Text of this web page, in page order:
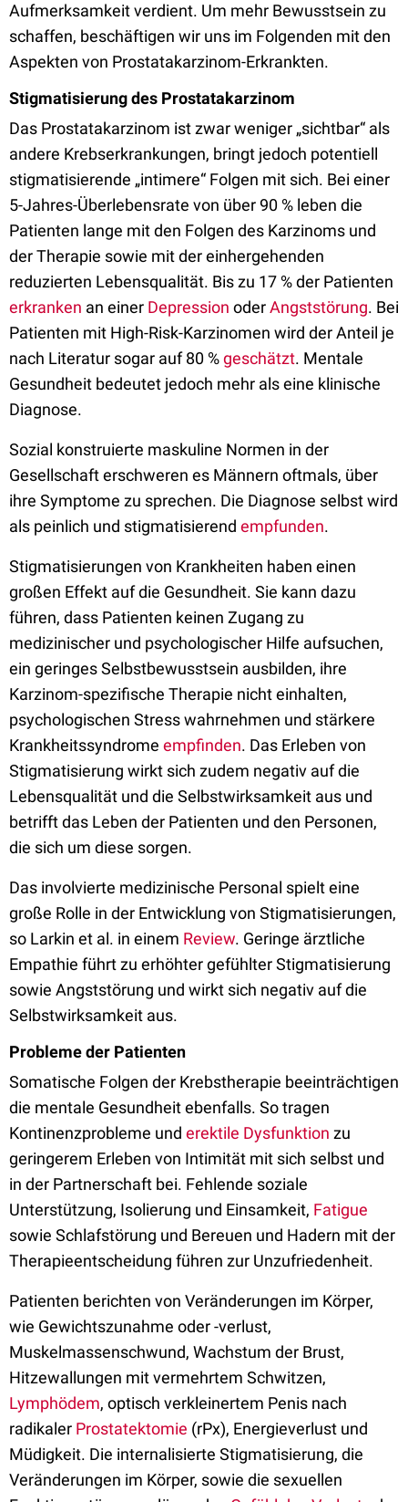
Aufmerksamkeit verdient. Um mehr Bewusstsein zu
schaffen, beschäftigen wir uns im Folgenden mit den
Aspekten von Prostatakarzinom-Erkrankten.
Stigmatisierung des Prostatakarzinom
Das Prostatakarzinom ist zwar weniger „sichtbar“ als
andere Krebserkrankungen, bringt jedoch potentiell
stigmatisierende „intimere“ Folgen mit sich. Bei einer
5-Jahres-Überlebensrate von über 90 % leben die
Patienten lange mit den Folgen des Karzinoms und
der Therapie sowie mit der einhergehenden
reduzierten Lebensqualität. Bis zu 17 % der Patienten
erkranken an einer Depression oderAngststörung. Bei
Patienten mit High-Risk-Karzinomen wird der Anteil je
nach Literatur sogar auf 80 %geschätzt. Mentale
Gesundheit bedeutet jedoch mehr als eine klinische
Diagnose.
Sozial konstruierte maskuline Normen in der
Gesellschaft erschweren es Männern oftmals, über
ihre Symptome zu sprechen. Die Diagnose selbst wird
als peinlich und stigmatisierend empfunden.
Stigmatisierungen von Krankheiten haben einen
großen Effekt auf die Gesundheit. Sie kann dazu
führen, dass Patienten keinen Zugang zu
medizinischer und psychologischer Hilfe aufsuchen,
ein geringes Selbstbewusstsein ausbilden, ihre
Karzinom-spezifische Therapie nicht einhalten,
psychologischen Stress wahrnehmen und stärkere
Krankheitssyndrome empfinden. Das Erleben von
Stigmatisierung wirkt sich zudem negativ auf die
Lebensqualität und die Selbstwirksamkeit aus und
betrifft das Leben der Patienten und den Personen,
die sich um diese sorgen.
Das involvierte medizinische Personal spielt eine
große Rolle in der Entwicklung von Stigmatisierungen,
so Larkin et al. in einem Review. Geringe ärztliche
Empathie führt zu erhöhter gefühlter Stigmatisierung
sowie Angststörung und wirkt sich negativ auf die
Selbstwirksamkeit aus.
Probleme der Patienten
Somatische Folgen der Krebstherapie beeinträchtigen
die mentale Gesundheit ebenfalls. So tragen
Kontinenzprobleme und erektile Dysfunktion zu
geringerem Erleben von Intimität mit sich selbst und
in der Partnerschaft bei. Fehlende soziale
Unterstützung, Isolierung und Einsamkeit, Fatigue
sowie Schlafstörung und Bereuen und Hadern mit der
Therapieentscheidung führen zur Unzufriedenheit.
Patienten berichten von Veränderungen im Körper,
wie Gewichtszunahme oder -verlust,
Muskelmassenschwund, Wachstum der Brust,
Hitzewallungen mit vermehrtem Schwitzen,
Lymphödem, optisch verkleinertem Penis nach
radikaler Prostatektomie (rPx), Energieverlust und
Müdigkeit. Die internalisierte Stigmatisierung, die
Veränderungen im Körper, sowie die sexuellen